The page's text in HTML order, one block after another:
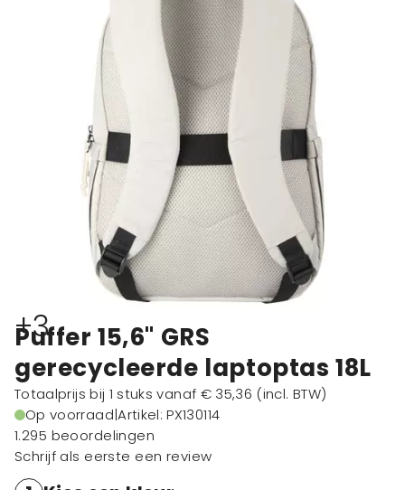
+3
Puffer 15,6" GRS
gerecycleerde laptoptas 18L
Totaalprijs bij 1 stuks vanaf € 35,36 (incl. BTW)
Op voorraad|Artikel: PX130114
1.295 beoordelingen
Schrijf als eerste een review